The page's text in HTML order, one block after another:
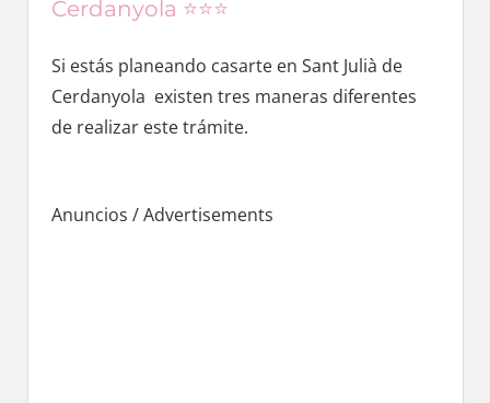
Cerdanyola ⭐️⭐️⭐️
Si estás planeando casarte en Sant Julià dе
Cerdanyola existen tres maneras diferentes
dе realizar еstе trámite.
Anuncios / Advertisements